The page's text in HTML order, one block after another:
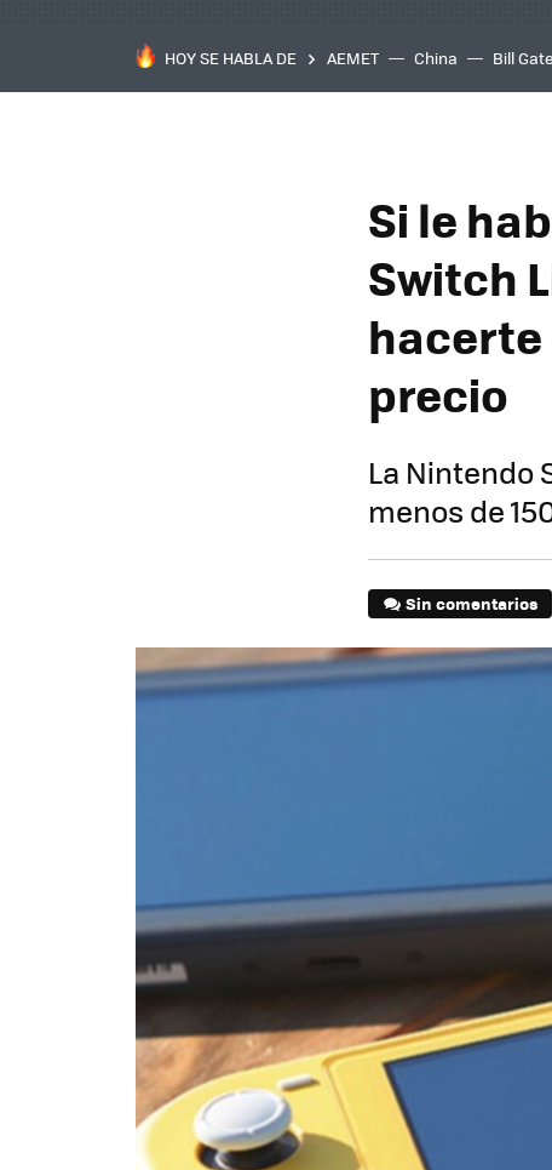
HOY SE HABLA DE AEMET China Bill
Si le
Switch
hacerte
precio
La Nintendo
menos de
Sin comentarios